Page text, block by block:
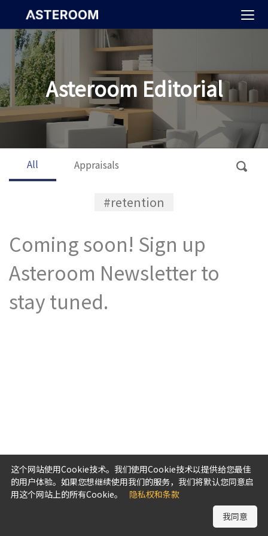
Asteroom Editorial
All Appraisals
#retention
Coming soon! Sign up
Asteroom Newsletter to
stay tuned.
这个网站使用Cookie技术。我们使用Cookie技术以提供给您最佳
的用户体验。如果您想继续使用我们的服务，我们将默认您同意启
用这个网站上的所有Cookie。
隐私权和条款
我同意